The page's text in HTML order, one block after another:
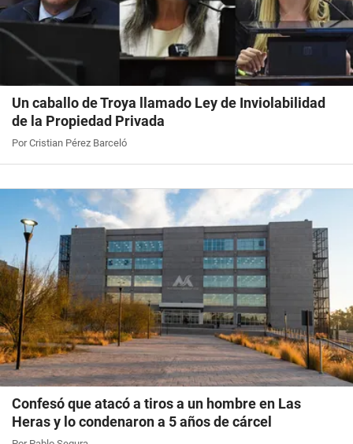
Un caballo de Troya llamado Ley de Inviolabilidad
de la Propiedad Privada
Por Cristian Pérez Barceló
Confesó que atacó a tiros a un hombre en Las
Heras y lo condenaron a 5 años de cárcel